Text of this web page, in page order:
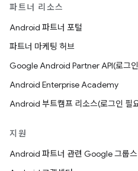
파트너 리소스
Android 파트너 포털
파트너 마케팅 허브
Google Android Partner API(로그
Android Enterprise Academy
Android 부트캠프 리소스(로그인 필
지원
Android 파트너 관련 Google 그룹스